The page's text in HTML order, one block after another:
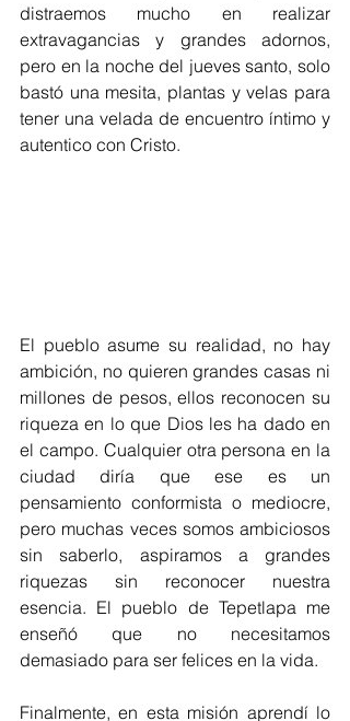
distraemos mucho en realizar
extravagancias y grandes adornos,
pero en la noche del jueves santo, solo
bastó una mesita, plantas y velas para
tener una velada de encuentro íntimo y
autentico con Cristo.
El pueblo asume su realidad, no hay
ambición, no quieren grandes casas ni
millones de pesos, ellos reconocen su
riqueza en lo que Dios les ha dado en
el campo. Cualquier otra persona en la
ciudad diría que ese es un
pensamiento conformista o mediocre,
pero muchas veces somos ambiciosos
sin saberlo, aspiramos a grandes
riquezas sin reconocer nuestra
esencia. El pueblo de Tepetlapa me
enseñó que no necesitamos
demasiado para ser felices en la vida.
Finalmente, en esta misión aprendí lo